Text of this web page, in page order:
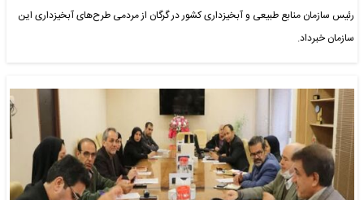
رئیس سازمان منابع طبیعی و آبخیزداری کشور در گرگان از مردمی طرح‌های آبخیزداری این
سازمان خبرداد.